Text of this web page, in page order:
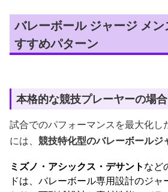
バレーボール ジャージ メ
すすめパターン
本格的な競技プレーヤーの場合
試合でのパフォーマンスを最大化し
には、 競技特化型のバレーボールジ
ミズノ・アシックス・デサントなど
ドは、バレーボール専用設計のジ